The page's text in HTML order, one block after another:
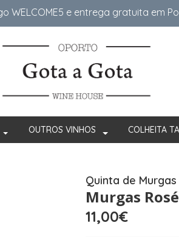
WELCOME5 e entrega gratuita em
OUTROS VINHOS COLHEITA
Quinta de Murgas
Murgas
11,00€